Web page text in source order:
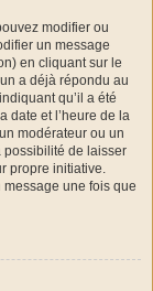
modifier ou
un message
en cliquant sur le
a déjà répondu au
qu’il a été
date et l’heure de la
modérateur ou un
possibilité de laisser
propre initiative.
une fois que